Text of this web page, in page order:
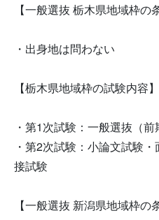
【一般選抜 栃木県地域枠の
・出身地は問わない
【栃木県地域枠の試験内容】
・第1次試験：一般選抜（
・第2次試験：小論文試験
接試験
【一般選抜 新潟県地域枠の